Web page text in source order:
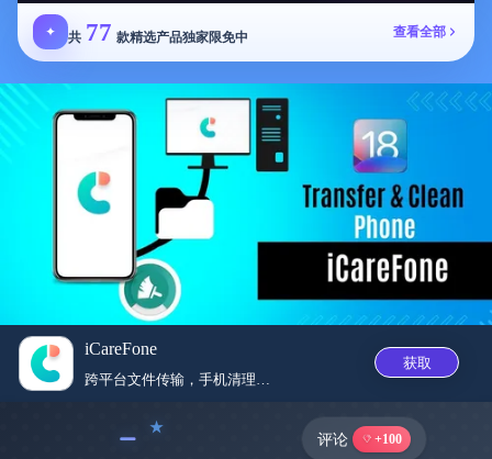
✦ 共 77 款精选产品独家限免中 查看全部
iCareFone
跨平台文件传输，手机清理管家，...
获取
﹣ 评论 +100